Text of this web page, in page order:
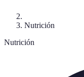
Nutrición
Nutrición